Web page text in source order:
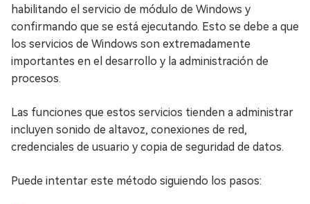
habilitando el servicio de módulo de Windows y
confirmando que se está ejecutando. Esto se debe a que
los servicios de Windows son extremadamente
importantes en el desarrollo y la administración de
procesos.
Las funciones que estos servicios tienden a administrar
incluyen sonido de altavoz, conexiones de red,
credenciales de usuario y copia de seguridad de datos.
Puede intentar este método siguiendo los pasos: